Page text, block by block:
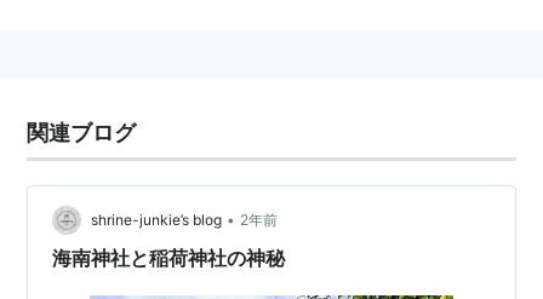
関連ブログ
shrine-junkie’s blog • 2年前
海南神社と稲荷神社の神秘